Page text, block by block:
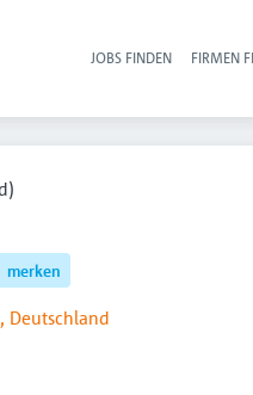
JOBS FINDEN FIRMEN
merken
Deutschland